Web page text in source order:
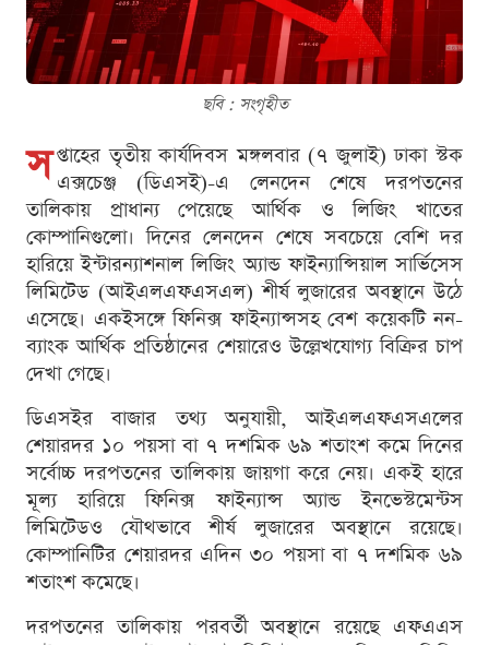
ছবি : সংগৃহীত
স প্তাহের তৃতীয় কার্যদিবস মঙ্গলবার (৭ জুলাই) ঢাকা স্টক
এক্সচেঞ্জ (ডিএসই)-এ লেনদেন শেষে দরপতনের
তালিকায় প্রাধান্য পেয়েছে আর্থিক ও লিজিং খাতের
কোম্পানিগুলো। দিনের লেনদেন শেষে সবচেয়ে বেশি দর
হারিয়ে ইন্টারন্যাশনাল লিজিং অ্যান্ড ফাইন্যান্সিয়াল সার্ভিসেস
লিমিটেড (আইএলএফএসএল) শীর্ষ লুজারের অবস্থানে উঠে
এসেছে। একইসঙ্গে ফিনিক্স ফাইন্যান্সসহ বেশ কয়েকটি নন-
ব্যাংক আর্থিক প্রতিষ্ঠানের শেয়ারেও উল্লেখযোগ্য বিক্রির চাপ
দেখা গেছে।
ডিএসইর বাজার তথ্য অনুযায়ী, আইএলএফএসএলের
শেয়ারদর ১০ পয়সা বা ৭ দশমিক ৬৯ শতাংশ কমে দিনের
সর্বোচ্চ দরপতনের তালিকায় জায়গা করে নেয়। একই হারে
মূল্য হারিয়ে ফিনিক্স ফাইন্যান্স অ্যান্ড ইনভেস্টমেন্টস
লিমিটেডও যৌথভাবে শীর্ষ লুজারের অবস্থানে রয়েছে।
কোম্পানিটির শেয়ারদর এদিন ৩০ পয়সা বা ৭ দশমিক ৬৯
শতাংশ কমেছে।
দরপতনের তালিকায় পরবর্তী অবস্থানে রয়েছে এফএএস